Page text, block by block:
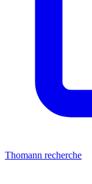
Thomann recherche